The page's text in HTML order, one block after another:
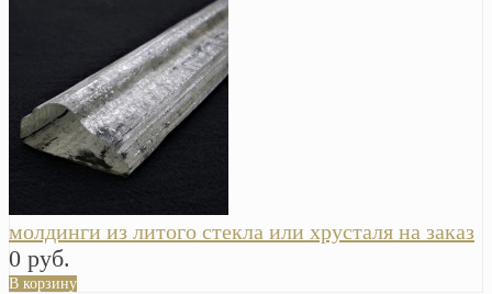
молдинги из литого стекла или хрусталя на заказ
0 руб.
В корзину